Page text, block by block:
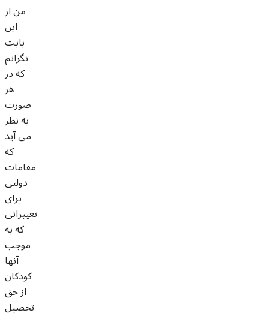
من از
این
بابت
نگرانم
که در
هر
صورت
به نظر
می آید
که
مقامات
دولتی
برای
تغییراتی
که به
موجب
آنها
کودکان
از حق
تحصیل